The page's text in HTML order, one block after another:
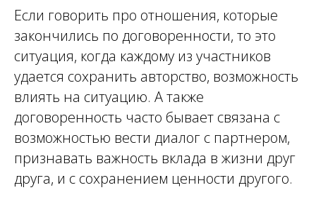
Если говорить про отношения, которые
закончились по договоренности, то это
ситуация, когда каждому из участников
удается сохранить авторство, возможность
влиять на ситуацию. А также
договоренность часто бывает связана с
возможностью вести диалог с партнером,
признавать важность вклада в жизни друг
друга, и с сохранением ценности другого.